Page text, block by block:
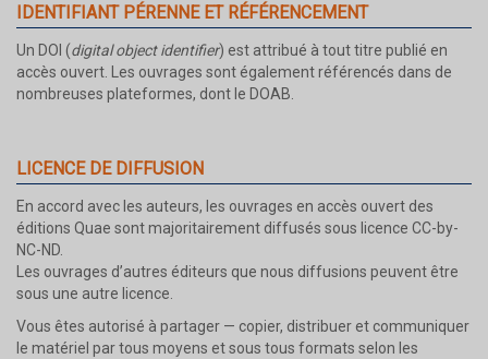
IDENTIFIANT PÉRENNE ET RÉFÉRENCEMENT
Un DOI (digital object identifier) est attribué à tout titre publié en
accès ouvert. Les ouvrages sont également référencés dans de
nombreuses plateformes, dont le DOAB.
LICENCE DE DIFFUSION
En accord avec les auteurs, les ouvrages en accès ouvert des
éditions Quae sont majoritairement diffusés sous licence CC-by-
NC-ND.
Les ouvrages d’autres éditeurs que nous diffusions peuvent être
sous une autre licence.
Vous êtes autorisé à partager — copier, distribuer et communiquer
le matériel par tous moyens et sous tous formats selon les